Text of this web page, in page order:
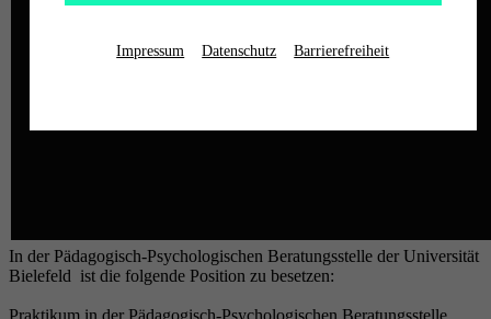
In der Pädagogisch-Psychologischen Beratungsstelle der Universität
Bielefeld ist die folgende Position zu besetzen:
Praktikum in der Pädagogisch-Psychologischen Beratungsstelle
Impressum Datenschutz Barrierefreiheit